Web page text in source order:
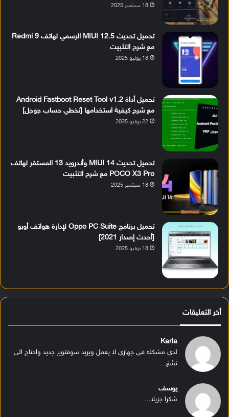
18 سبتمبر 2025
تحميل تحديث MIUI 12.5 الرسمي لهاتف Redmi 9
مع شرح التثبيت
18 يوليو 2025
تحميل أداة Android Fastboot Reset Tool v1.2
مع شرح كيفية استخدامها [تخطي حساب جوجل]
22 يوليو 2025
تحميل تحديث MIUI 14 وأندرويد 13 المستقر لهاتف
POCO X3 Pro مع شرح التثبيت
18 سبتمبر 2025
تحميل برنامج Oppo PC Suite لإدارة هواتف أوبو
[أحدث إصدار 2021]
18 يوليو 2025
أخر التعليقات
Karla
لدي مشكله في جهازي لا يعمل ويريد سوفتوير جديد واحتاج الى
تشغ...
يوسف
شكرا جزيلا...